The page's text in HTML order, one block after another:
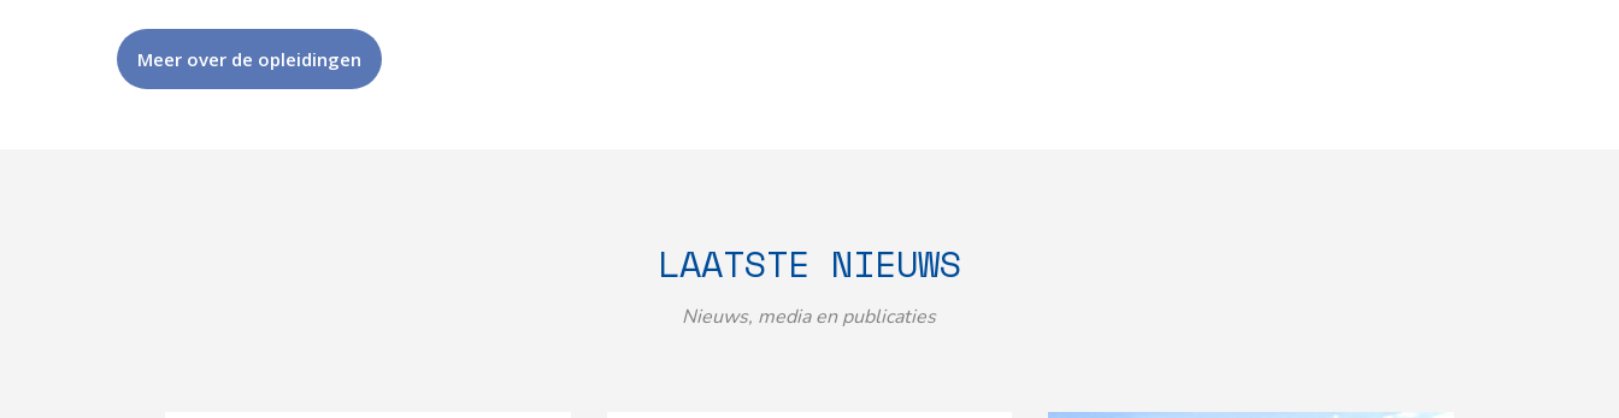
Meer over de opleidingen
LAATSTE NIEUWS
Nieuws, media en publicaties